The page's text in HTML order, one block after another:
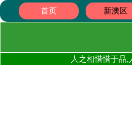
首页 新澳区
人之相惜惜于品